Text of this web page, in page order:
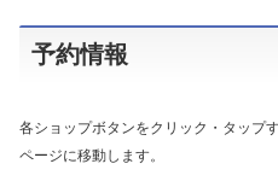
予約情報
各ショップボタンをクリック・タップ
ページに移動します。